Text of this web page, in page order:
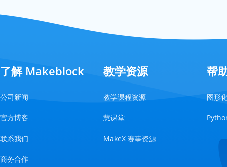
了解 Makeblock
公司新闻
官方博客
联系我们
商务合作
教学资源
教学课程资源
慧课堂
MakeX 赛事资源
帮
图形